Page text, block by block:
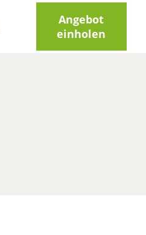
Angebot
einholen